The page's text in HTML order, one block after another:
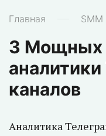
Главная SMM
3 Мощных
каналов
Аналитика